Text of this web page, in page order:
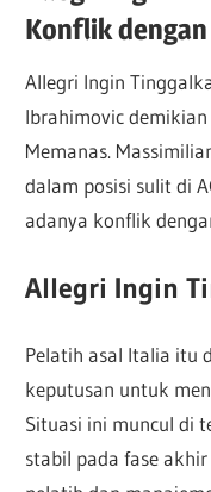
Konflik
Allegri Ingin
Ibrahimovic
Memanas.
dalam posisi sulit di
adanya konflik
Allegri Ingin
Pelatih asal Italia itu
keputusan untuk
Situasi ini muncul di
stabil pada fase